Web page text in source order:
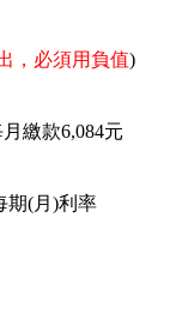
，必須用負值)
繳款6,084元
期(月)利率